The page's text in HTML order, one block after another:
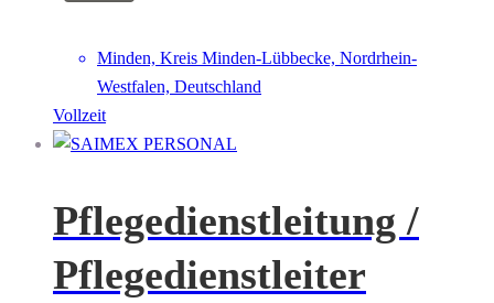
Minden, Kreis Minden-Lübbecke, Nordrhein-
Westfalen, Deutschland
Vollzeit
Pflegedienstleitung /
Pflegedienstleiter